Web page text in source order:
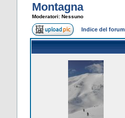
Montagna
Moderatori: Nessuno
Indice del forum